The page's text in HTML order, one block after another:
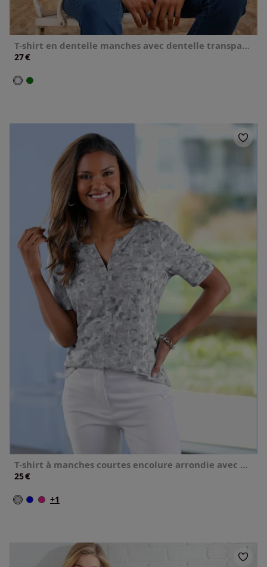
T-shirt en dentelle manches avec dentelle transparente
27€
T-shirt à manches courtes encolure arrondie avec petit v
25€
+1